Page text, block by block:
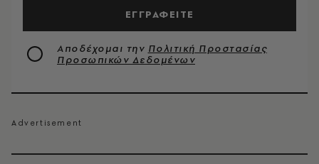
ΕΓΓΡΑΦΕΙΤΕ
Αποδέχομαι την Πολιτική Προστασίας
Προσωπικών Δεδομένων